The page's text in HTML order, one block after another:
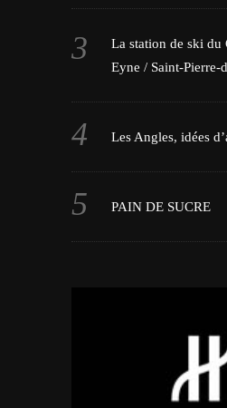
La station de ski du
Eyne / Saint-Pierre-
Les Angles, idées
PAIN DE SUCRE